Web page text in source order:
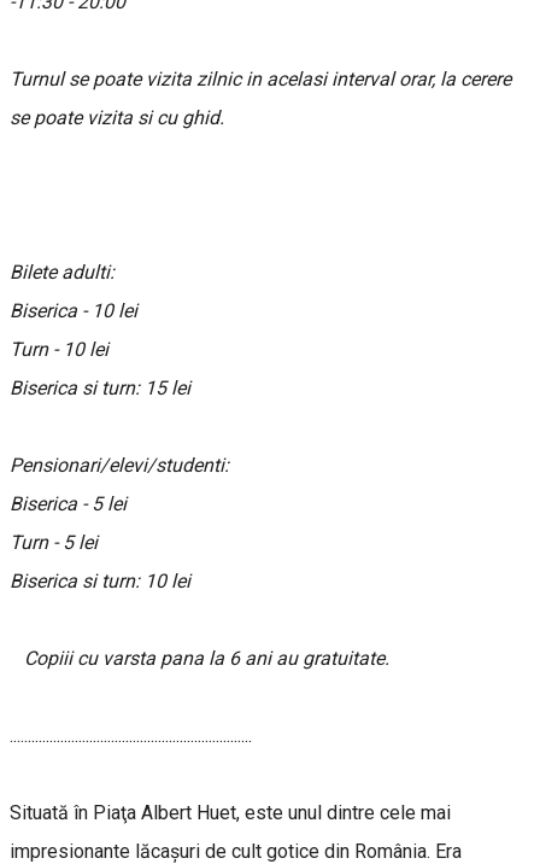
Turnul se poate vizita zilnic in acelasi interval orar, la cerere
se poate vizita si cu ghid.
Bilete adulti:
Biserica - 10 lei
Turn - 10 lei
Biserica si turn: 15 lei
Pensionari/elevi/studenti:
Biserica - 5 lei
Turn - 5 lei
Biserica si turn: 10 lei
Copiii cu varsta pana la 6 ani au gratuitate.
...................................................................
Situată în Piaţa Albert Huet, este unul dintre cele mai
impresionante lăcaşuri de cult gotice din România. Era